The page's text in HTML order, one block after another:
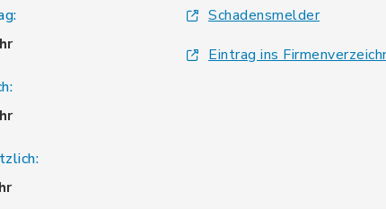
Schadensmelder
Eintrag ins